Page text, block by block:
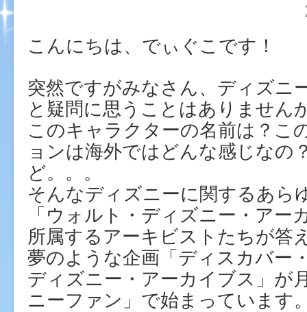
こんにちは、でぃぐこです！
突然ですがみなさん、ディズニ
と疑問に思うことはありません
このキャラクターの名前は？こ
ョンは海外ではどんな感じなの
ど。。。
そんなディズニーに関するあら
「ウォルト・ディズニー・アー
所属するアーキビストたちが答
夢のような企画「ディスカバー
ディズニー・アーカイブス」が
ニーファン」で始まっています